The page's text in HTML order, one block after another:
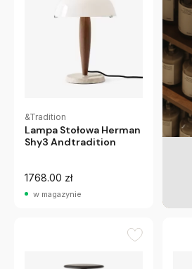
&Tradition
Lampa Stołowa Herman
Shy3 Andtradition
1768.00 zł
w magazynie